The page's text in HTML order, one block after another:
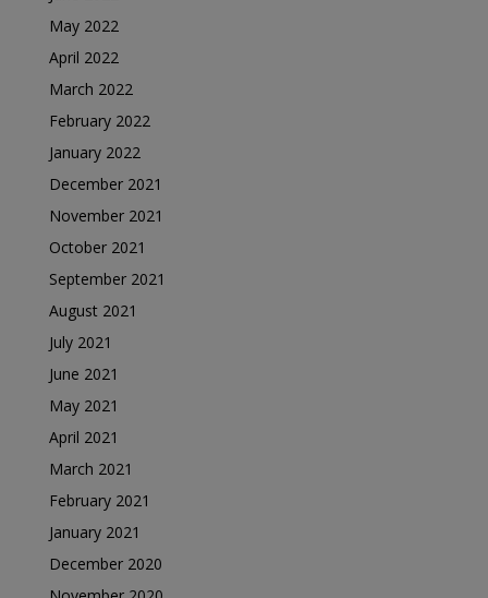
May 2022
April 2022
March 2022
February 2022
January 2022
December 2021
November 2021
October 2021
September 2021
August 2021
July 2021
June 2021
May 2021
April 2021
March 2021
February 2021
January 2021
December 2020